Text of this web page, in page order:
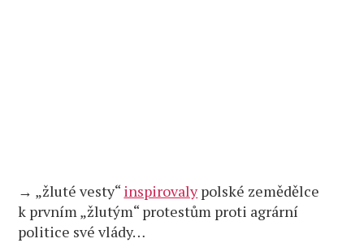
→ „žluté vesty“ inspirovalypolské zemědělce
k prvním „žlutým“ protestům proti agrární
politice své vlády…